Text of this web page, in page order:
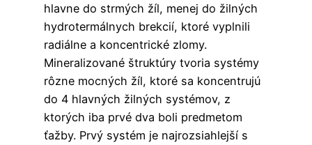
hlavne do strmých žíl, menej do žilných
hydrotermálnych brekcií, ktoré vyplnili
radiálne a koncentrické zlomy.
Mineralizované štruktúry tvoria systémy
rôzne mocných žíl, ktoré sa koncentrujú
do 4 hlavných žilných systémov, z
ktorých iba prvé dva boli predmetom
ťažby. Prvý systém je najrozsiahlejší s